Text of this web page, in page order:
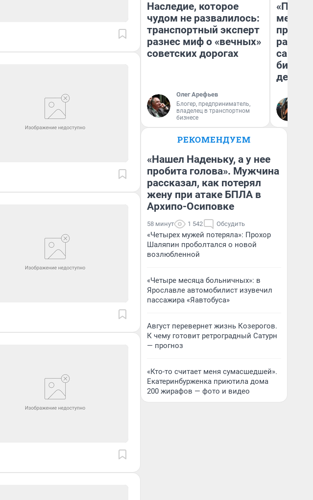
Наследие, которое
чудом не развалилось:
транспортный эксперт
разнес миф о «вечных»
советских дорогах
Олег Арефьев
Блогер, предприниматель,
владелец в транспортном
бизнесе
самом
РЕКОМЕНДУЕМ
«Нашел Наденьку, а у нее
пробита голова». Мужчина
рассказал, как потерял
жену при атаке БПЛА в
Архипо-Осиповке
58 минут 1 542 Обсудить
«Четырех мужей потеряла»: Прохор
Шаляпин проболтался о новой
возлюбленной
«Четыре месяца больничных»: в
Ярославле автомобилист изувечил
пассажира «Яавтобуса»
Август перевернет жизнь Козерогов.
К чему готовит ретроградный Сатурн
— прогноз
«Кто-то считает меня сумасшедшей».
Екатеринбурженка приютила дома
200 жирафов — фото и видео